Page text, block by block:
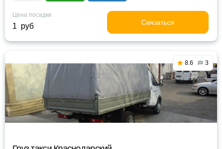
Цена посадки
1 руб Связаться
8.6 3